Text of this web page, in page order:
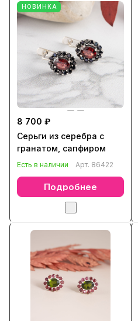
НОВИНКА
8 700 ₽
Серьги из серебра с
гранатом, сапфиром
Есть в наличии Арт. 86422
Подробнее